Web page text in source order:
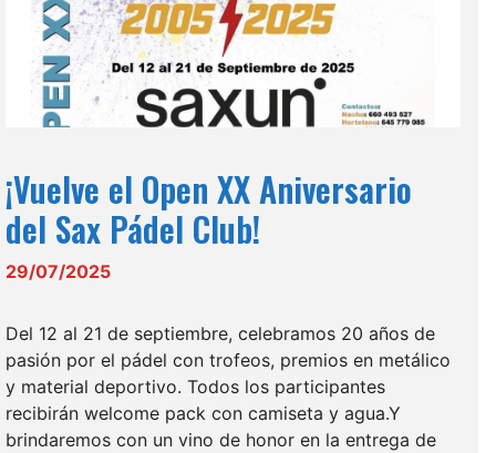
¡Vuelve el Open XX Aniversario
del Sax Pádel Club!
29/07/2025
Del 12 al 21 de septiembre, celebramos 20 años de
pasión por el pádel con trofeos, premios en metálico
y material deportivo. Todos los participantes
recibirán welcome pack con camiseta y agua.Y
brindaremos con un vino de honor en la entrega de